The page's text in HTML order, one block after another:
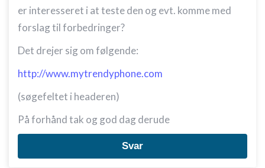
er interesseret i at teste den og evt. komme med
forslag til forbedringer?
Det drejer sig om følgende:
http://www.mytrendyphone.com
(søgefeltet i headeren)
På forhånd tak og god dag derude
Svar